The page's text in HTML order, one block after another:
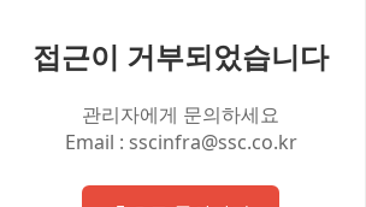
접근이 거부되었습니다
관리자에게 문의하세요
Email : sscinfra@ssc.co.kr